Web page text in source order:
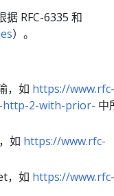
RFC-6335 和
）。
，如 https://www.rfc-
http-2-with-prior- 中
如 https://www.rfc-
，如 https://www.rfc-